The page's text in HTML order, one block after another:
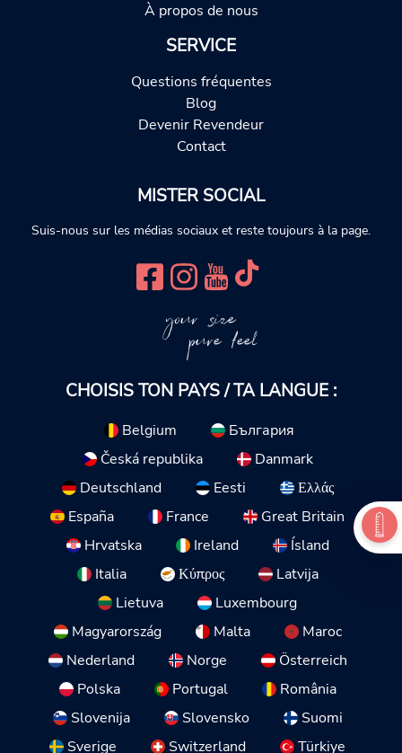
À propos de nous
SERVICE
Questions fréquentes
Blog
Devenir Revendeur
Contact
MISTER SOCIAL
Suis-nous sur les médias sociaux et reste toujours à la page.
your size
pure feel
CHOISIS TON PAYS / TA LANGUE :
Belgium
България
Česká republika
Danmark
Deutschland
Eesti
Ελλάς
España
France
Great Britain
Hrvatska
Ireland
Ísland
Italia
Κύπρος
Latvija
Lietuva
Luxembourg
Magyarország
Malta
Maroc
Nederland
Norge
Österreich
Polska
Portugal
România
Slovenija
Slovensko
Suomi
Sverige
Switzerland Türkiye